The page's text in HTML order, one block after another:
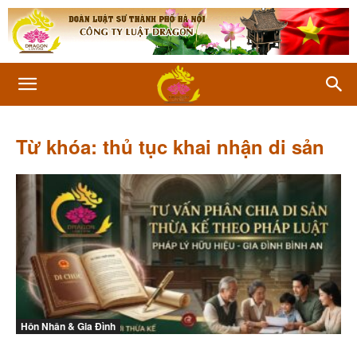
Từ khóa: thủ tục khai nhận di sản
Hôn Nhân & Gia Đình